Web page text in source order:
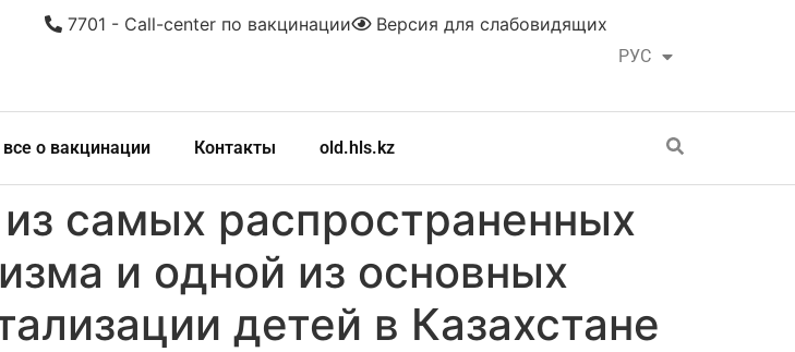
РУС
ҚАЗ
Версия для слабовидящих
7701 - Call-center по вакцинации
все о вакцинации Контакты old.hls.kz
самых распространенных
и одной из основных
детей в Казахстане